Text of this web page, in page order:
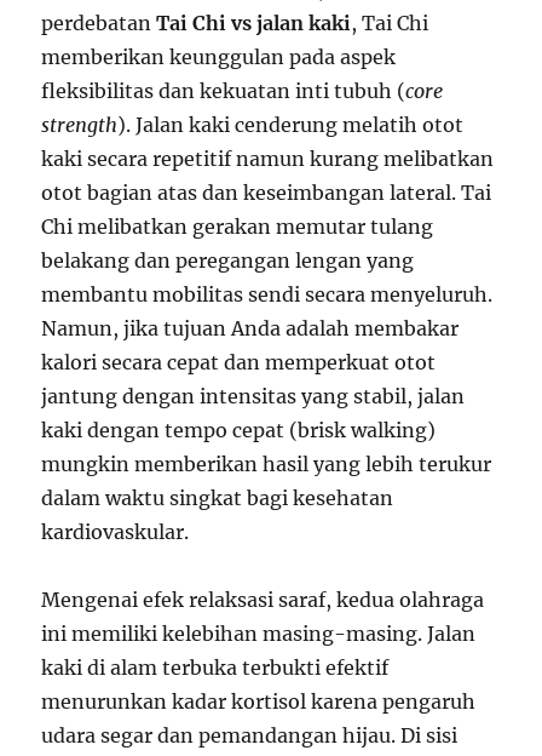
perdebatanTai Chi vs jalan kaki, Tai Chi
memberikan keunggulan pada aspek
fleksibilitas dan kekuatan inti tubuh (core
strength). Jalan kaki cenderung melatih otot
kaki secara repetitif namun kurang melibatkan
otot bagian atas dan keseimbangan lateral. Tai
Chi melibatkan gerakan memutar tulang
belakang dan peregangan lengan yang
membantu mobilitas sendi secara menyeluruh.
Namun, jika tujuan Anda adalah membakar
kalori secara cepat dan memperkuat otot
jantung dengan intensitas yang stabil, jalan
kaki dengan tempo cepat (brisk walking)
mungkin memberikan hasil yang lebih terukur
dalam waktu singkat bagi kesehatan
kardiovaskular.
Mengenai efek relaksasi saraf, kedua olahraga
ini memiliki kelebihan masing-masing. Jalan
kaki di alam terbuka terbukti efektif
menurunkan kadar kortisol karena pengaruh
udara segar dan pemandangan hijau. Di sisi